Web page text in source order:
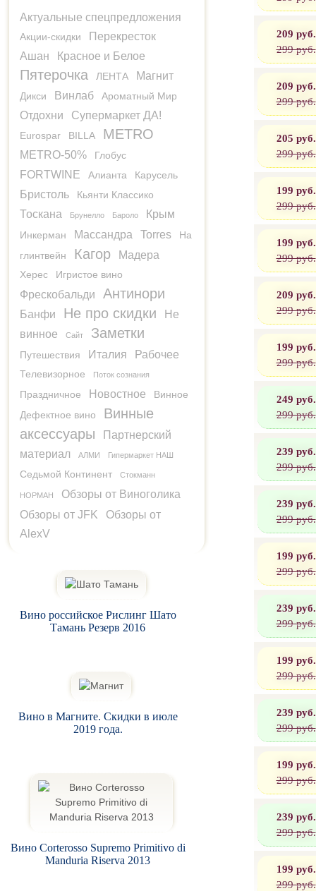
209 руб.
299 руб.
209 руб.
299 руб.
205 руб.
299 руб.
199 руб.
299 руб.
199 руб.
299 руб.
209 руб.
299 руб.
199 руб.
299 руб.
249 руб.
299 руб.
239 руб.
299 руб.
239 руб.
299 руб.
199 руб.
299 руб.
239 руб.
299 руб.
199 руб.
299 руб.
239 руб.
299 руб.
199 руб.
299 руб.
239 руб.
299 руб.
199 руб.
299 руб.
Актуальные спецпредложения
Акции-скидки
Перекресток
Ашан
Красное и Белое
Пятерочка ЛЕНТА Магнит
Дикси Винлаб Ароматный Мир
Отдохни Супермаркет ДА!
Eurospar BILLA METRO
METRO-50% Глобус
FORTWINE Алианта Карусель
Бристоль Кьянти Классико
Тоскана Брунелло Бароло Крым
Инкерман Массандра Torres
На
глинтвейн
Кагор Мадера
Херес Игристое вино
Фрескобальди Антинори
Банфи Не про скидки
Не
винное
Сайт Заметки
Путешествия Италия Рабочее
Телевизорное Поток сознания
Праздничное Новостное
Винное
Дефектное вино
Винные
аксессуары
Партнерский
материал
АЛМИ Гипермаркет НАШ
Седьмой Континент Стокманн
НОРМАН
Обзоры от Виноголика
Обзоры от JFK
Обзоры от
AlexV
Вино российское Рислинг Шато
Тамань Резерв 2016
Вино в Магните. Скидки в июле
2019 года.
Вино Corterosso Supremo Primitivo di
Manduria Riserva 2013